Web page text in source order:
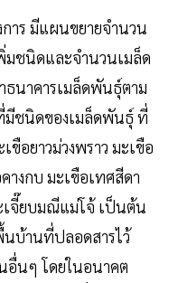
การ มีแผนขยายจำนวน
ชนิดและจำนวนเมล็ด
นาคารเมล็ดพันธุ์ตาม
ชนิดของเมล็ดพันธุ์ ที่
อยาวม่วงพราว มะเขือ
างกบ มะเขือเทศสีดา
เจี๊ยบมณีแม่โจ้ เป็นต้น
บ้านที่ปลอดสารไว้
อื่นๆ โดยในอนาคต